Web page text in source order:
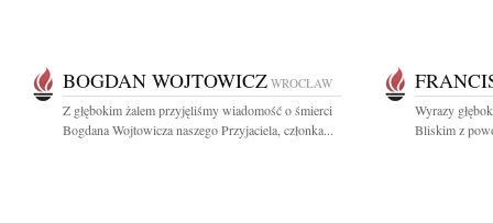
BOGDAN WOJTOWICZ WROCŁAW
Z głębokim żalem przyjęliśmy wiadomość o śmierci
Bogdana Wojtowicza naszego Przyjaciela, członka...
Wyrazy
Bliskim z